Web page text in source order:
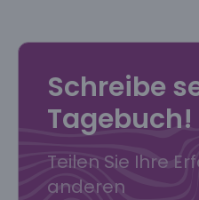
Schreibe
Tagebuch!
Teilen Sie Ihre
anderen